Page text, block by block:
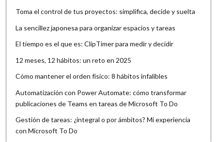
Toma el control de tus proyectos: simplifica, decide y suelta
La sencillez japonesa para organizar espacios y tareas
El tiempo es el que es: ClipTimer para medir y decidir
12 meses, 12 hábitos: un reto en 2025
Cómo mantener el orden físico: 8 hábitos infalibles
Automatización con Power Automate: cómo transformar
publicaciones de Teams en tareas de Microsoft To Do
Gestión de tareas: ¿integral o por ámbitos? Mi experiencia
con Microsoft To Do